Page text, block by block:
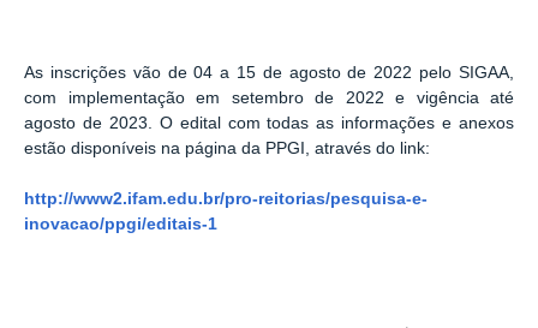
As inscrições vão de 04 a 15 de agosto de 2022 pelo SIGAA,
com implementação em setembro de 2022 e vigência até
agosto de 2023. O edital com todas as informações e anexos
estão disponíveis na página da PPGI, através do link:
http://www2.ifam.edu.br/pro-reitorias/pesquisa-e-
inovacao/ppgi/editais-1